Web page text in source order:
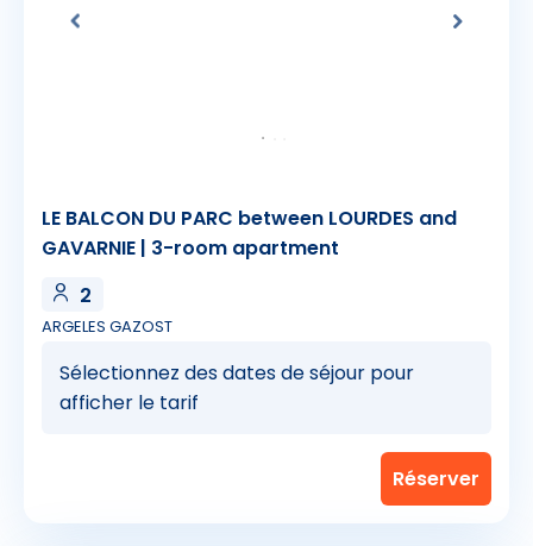
LE BALCON DU PARC between LOURDES and
GAVARNIE | 3-room apartment
2
ARGELES GAZOST
Sélectionnez des dates de séjour pour
afficher le tarif